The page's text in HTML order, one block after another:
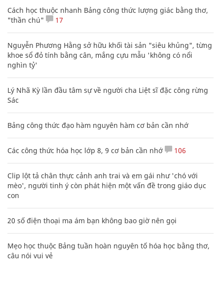
Cách học thuộc nhanh Bảng công thức lượng giác bằng thơ,
"thần chú"
17
Nguyễn Phương Hằng sở hữu khối tài sản "siêu khủng", từng
khoe sổ đỏ tính bằng cân, mắng cựu mẫu 'không có nổi
nghìn tỷ'
Lý Nhã Kỳ lần đầu tâm sự về người cha Liệt sĩ đặc công rừng
Sác
Bảng công thức đạo hàm nguyên hàm cơ bản cần nhớ
Các công thức hóa học lớp 8, 9 cơ bản cần nhớ 106
Clip lột tả chân thực cảnh anh trai và em gái như 'chó với
mèo', người tinh ý còn phát hiện một vấn đề trong giáo dục
con
20 số điện thoại ma ám bạn không bao giờ nên gọi
Mẹo học thuộc Bảng tuần hoàn nguyên tố hóa học bằng thơ,
câu nói vui vẻ